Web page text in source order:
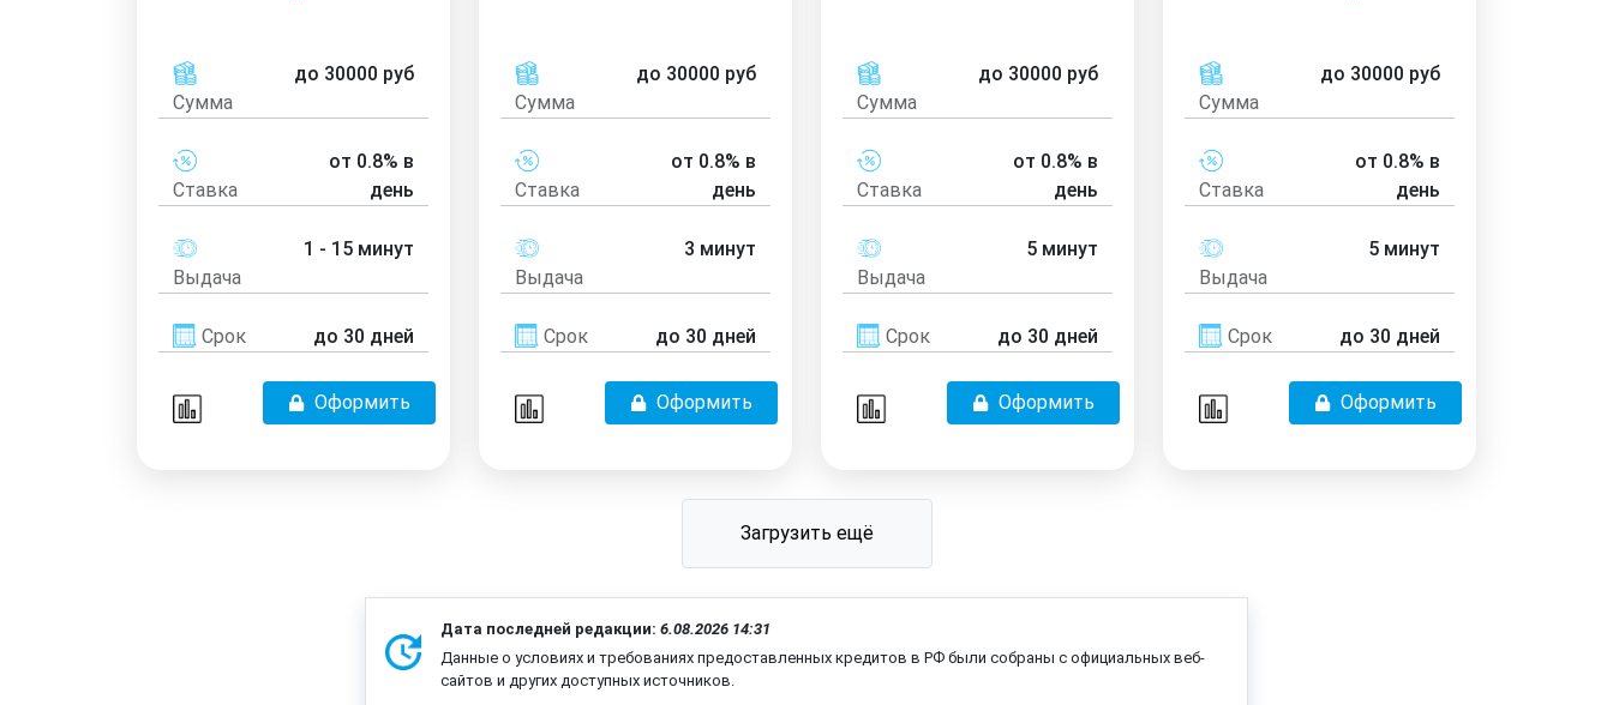
Сумма
до 30000 руб
Ставка
от 0.8% в
день
Выдача
1 - 15 минут
Срок до 30 дней
Оформить
Сумма
до 30000 руб
Ставка
от 0.8% в
день
Выдача
3 минут
Срок до 30 дней
Оформить
Сумма
до 30000 руб
Ставка
от 0.8% в
день
Выдача
5 минут
Срок до 30 дней
Оформить
Сумма
до 30000 руб
Ставка
от 0.8% в
день
Выдача
5 минут
Срок до 30 дней
Оформить
Загрузить ещё
Дата последней редакции: 6.08.2026 14:31
Данные о условиях и требованиях предоставленных кредитов в РФ были собраны с официальных веб-
сайтов и других доступных источников.